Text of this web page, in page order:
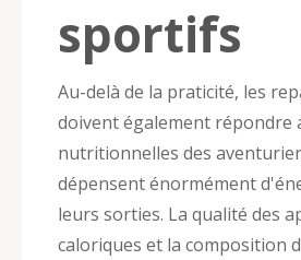
sportifs
Au-delà de la praticité, les
doivent également répondre
nutritionnelles des
dépensent énormément
leurs sorties. La qualité des
caloriques et la composition